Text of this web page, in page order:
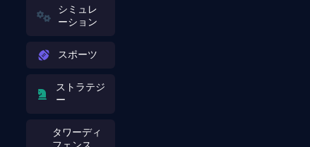
シミュレ
ーション
スポーツ
ストラテジ
ー
タワーディ